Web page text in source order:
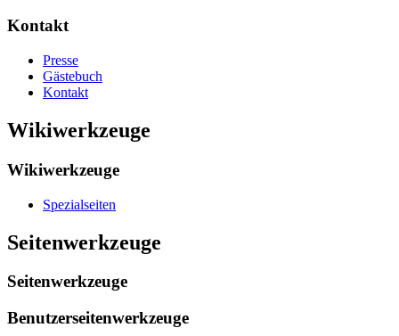
Kontakt
Presse
Gästebuch
Kontakt
Wikiwerkzeuge
Wikiwerkzeuge
Spezialseiten
Seitenwerkzeuge
Seitenwerkzeuge
Benutzerseitenwerkzeuge